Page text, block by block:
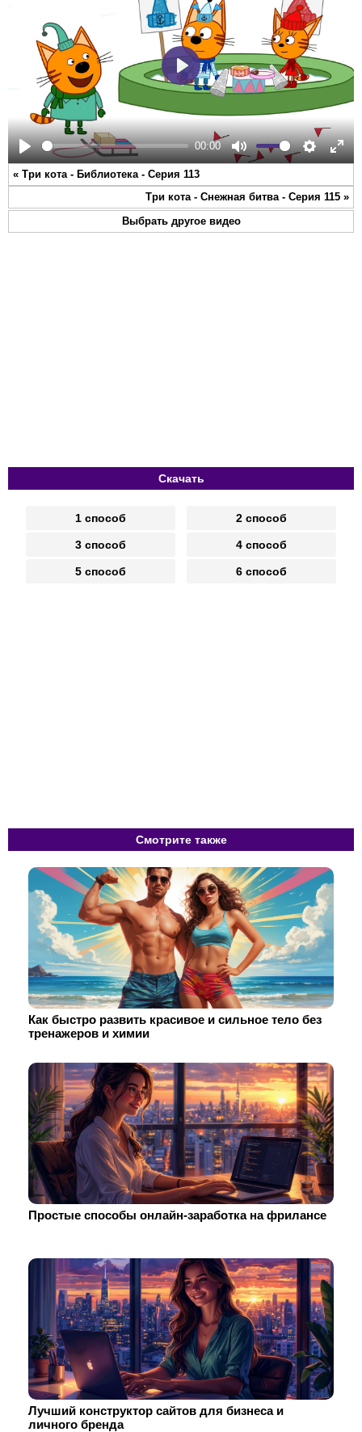
Play
00:00
Mute Settings
Play
« Три кота - Библиотека - Серия 113
Три кота - Снежная битва - Серия 115 »
Выбрать другое видео
Скачать
1 способ 2 способ
3 способ 4 способ
5 способ 6 способ
Смотрите также
Как быстро развить красивое и сильное тело без
тренажеров и химии
Простые способы онлайн-заработка на фрилансе
Лучший конструктор сайтов для бизнеса и
личного бренда